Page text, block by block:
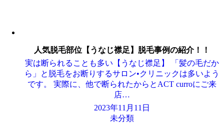
人気脱毛部位【うなじ襟足】脱毛事例の紹介！！
実は断られることも多い【うなじ襟足】 「髪の毛だか
ら」と脱毛をお断りするサロン•クリニックは多いよう
です。 実際に、他で断られたからとACT curroにご来
店…
2023年11月11日
未分類